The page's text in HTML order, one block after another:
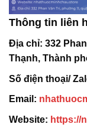
Thông tin liên
Địa chỉ: 332
Thạnh, Thành
Số điện thoại/
Email:
Website: https://